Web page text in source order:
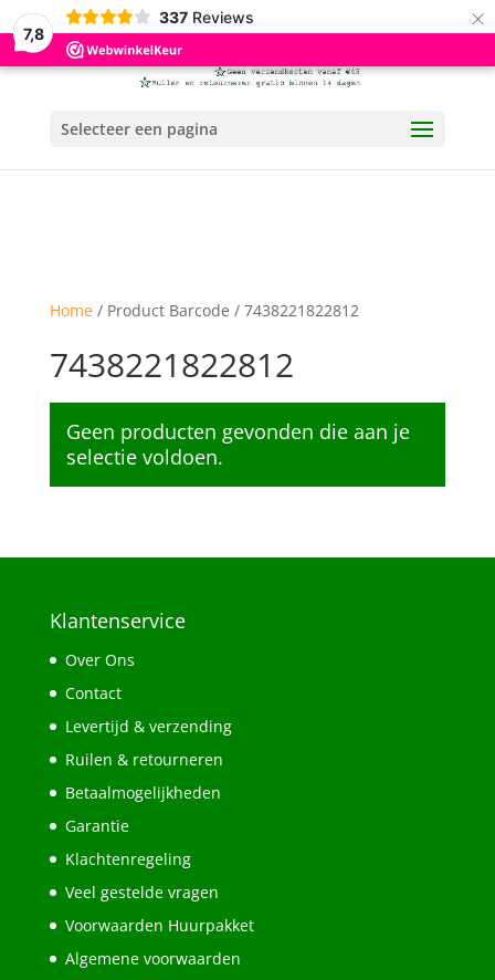
7,8
337 Reviews ×
Selecteer een pagina
Home/ Product Barcode / 7438221822812
7438221822812
Geen producten gevonden die aan je
selectie voldoen.
Klantenservice
Over Ons
Contact
Levertijd & verzending
Ruilen & retourneren
Betaalmogelijkheden
Garantie
Klachtenregeling
Veel gestelde vragen
Voorwaarden Huurpakket
Algemene voorwaarden